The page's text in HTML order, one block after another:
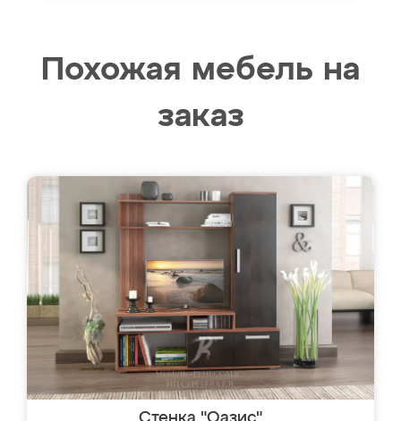
Похожая мебель на
заказ